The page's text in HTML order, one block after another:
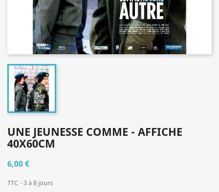
UNE JEUNESSE COMME - AFFICHE
40X60CM
6,00 €
TTC 3 à 8 jours